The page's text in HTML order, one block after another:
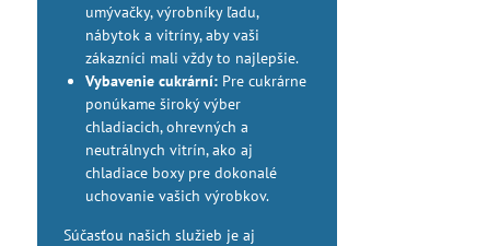
umývačky, výrobníky ľadu,
nábytok a vitríny, aby vaši
zákazníci mali vždy to najlepšie.
Vybavenie cukrární:Pre cukrárne
ponúkame široký výber
chladiacich, ohrevných a
neutrálnych vitrín, ako aj
chladiace boxy pre dokonalé
uchovanie vašich výrobkov.
Súčasťou našich služieb je aj